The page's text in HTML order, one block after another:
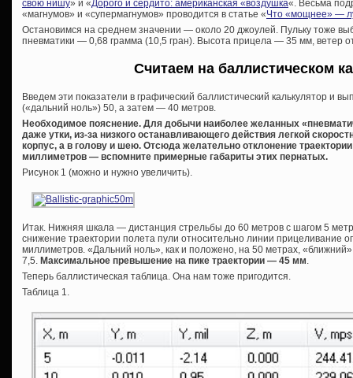
свою нишу» и «Дорого и сердито: американская «воздушка«. Весьма
«магнумов» и «супермагнумов» проводится в статье «Что «мощнее» —
Остановимся на среднем значении — около 20 джоулей. Пульку тоже
пневматики — 0,68 грамма (10,5 гран). Высота прицела — 35 мм, ветер
Считаем на баллистическом
Введем эти показатели в графический баллистический калькулятор и
(«дальний ноль») 50, а затем — 40 метров.
Необходимое пояснение. Для добычи наиболее желанных
даже утки, из-за низкого останавливающего действия легкой
корпус, а в голову и шею. Отсюда желательно отклонение
миллиметров — вспомните примерные габариты этих пернатых.
Рисунок 1 (можно и нужно увеличить).
Итак. Нижняя шкала — дистанция стрельбы до 60 метров с шагом 5
снижение траектории полета пули относительно линии прицеливание
миллиметров. «Дальний ноль», как и положено, на 50 метрах,
7,5. Максимальное превышение на пике траектории — 45 мм.
Теперь баллистическая таблица. Она нам тоже пригодится.
Таблица 1.